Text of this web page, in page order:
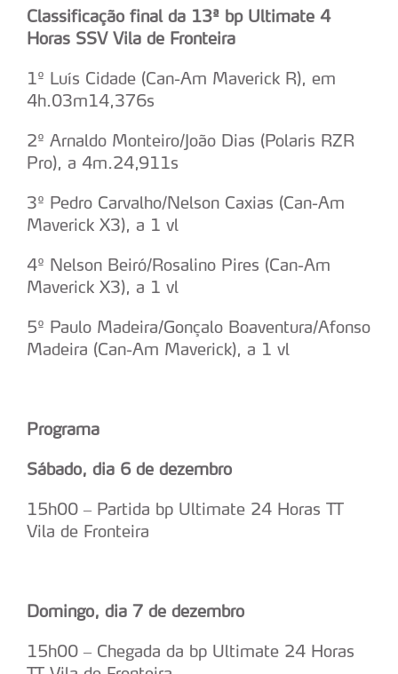
Realçamos que o bloqueio de certo tipo de Cookies e
experiência de navegação no Website e nos serviços
disponibilizados.
Consulte a política de cookies do site.
Classificação final da 13ª bp Ultimate 4
Horas SSV Vila de Fronteira
1º Luís Cidade (Can-Am Maverick R), em
4h.03m14,376s
2º Arnaldo Monteiro/João Dias (Polaris RZR
Pro), a 4m.24,911s
3º Pedro Carvalho/Nelson Caxias (Can-Am
Maverick X3), a 1 vl
4º Nelson Beiró/Rosalino Pires (Can-Am
Maverick X3), a 1 vl
5º Paulo Madeira/Gonçalo Boaventura/Afonso
Madeira (Can-Am Maverick), a 1 vl
Programa
Sábado, dia 6 de dezembro
15h00 – Partida bp Ultimate 24 Horas TT
Vila de Fronteira
Domingo, dia 7 de dezembro
15h00 – Chegada da bp Ultimate 24 Horas